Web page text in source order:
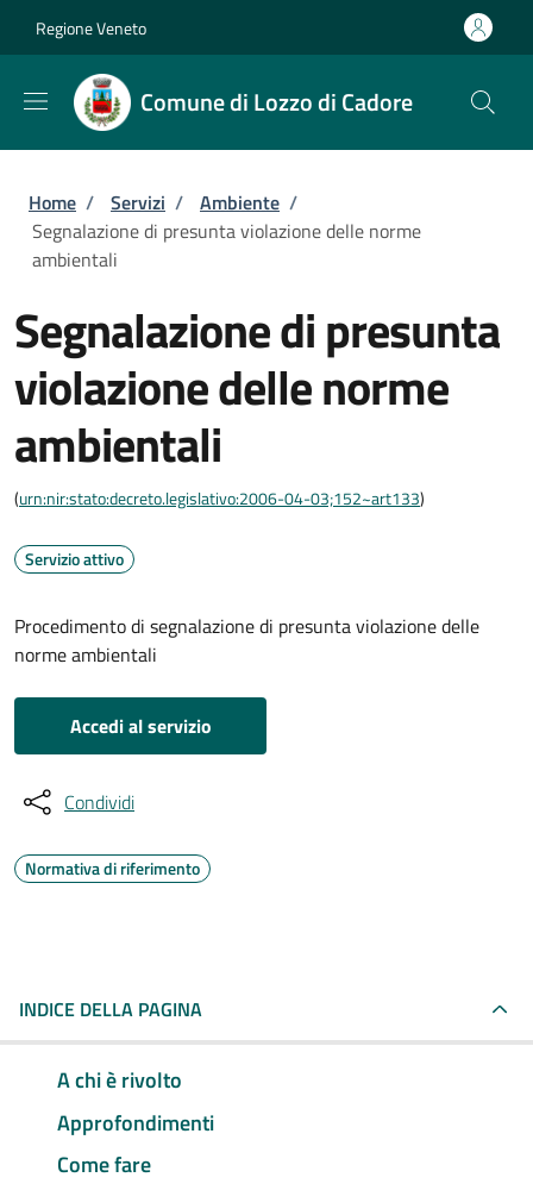
Regione Veneto
Comune di Lozzo di Cadore
Briciole di pane
Home / Servizi / Ambiente /
Segnalazione di presunta violazione delle norme
ambientali
Segnalazione di presunta
violazione delle norme
ambientali
(urn:nir:stato:decreto.legislativo:2006-04-03;152~art133)
Servizio attivo
Procedimento di segnalazione di presunta violazione delle
norme ambientali
Accedi al servizio
Condividi
Normativa di riferimento
INDICE DELLA PAGINA
A chi è rivolto
Approfondimenti
Come fare